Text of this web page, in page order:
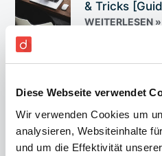
Diese Webseite verwendet
Wir verwenden Cookies um
analysieren, Websiteinhalte
und um die Effektivität
& Tricks
WEITERLESEN »
2022 für
WEITERLESEN »